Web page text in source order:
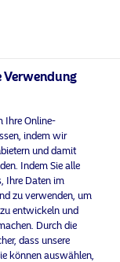
Verwendung
Ihre Online-
indem wir
und damit
Indem Sie alle
Ihre Daten im
zu verwenden, um
entwickeln und
Durch die
dass unsere
können auswählen,